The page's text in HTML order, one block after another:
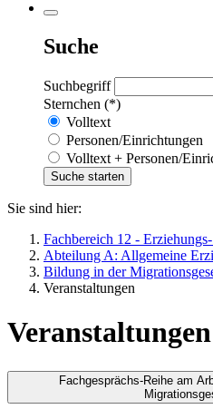
Suche
Suchbegriff
Sternchen (*)
Volltext
Personen/Einrichtungen
Volltext + Personen/
Sie sind hier:
Fachbereich 12 -
Abteilung A: Allgemeine
Bildung in der
Veranstaltungen
Veranstaltungen
Fachgesprächs-Reihe am